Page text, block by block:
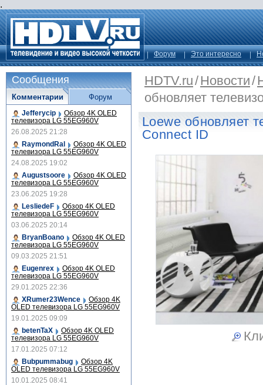
.
Форум Это интересно
HDTV.ru/Новости/
обновляет
Loewe обновляет
Connect ID
Сообщения
Комментарии
Jefferycip Обзор 4K OLED
телевизора LG 55EG960V
26.08.2025 21:28
RaymondRal
Обзор 4K OLED
телевизора LG 55EG960V
24.08.2025 19:02
Augustsoore
Обзор 4K OLED
телевизора LG 55EG960V
23.06.2025 19:28
LesliedeF
Обзор 4K OLED
телевизора LG 55EG960V
03.06.2025 20:14
BryanBoano
Обзор 4K OLED
телевизора LG 55EG960V
09.03.2025 21:51
Eugenrex
Обзор 4K OLED
телевизора LG 55EG960V
29.01.2025 22:36
XRumer23Wence
Обзор 4K
OLED телевизора LG 55EG960V
19.01.2025 09:09
betenTaX
Обзор 4K OLED
телевизора LG 55EG960V
17.01.2025 07:12
Bubpummabug
Обзор 4K
OLED телевизора LG 55EG960V
10.01.2025 08:41
Форум